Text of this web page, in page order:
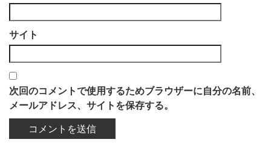
サイト
次回のコメントで使用するためブラウザーに自分の名前、
メールアドレス、サイトを保存する。